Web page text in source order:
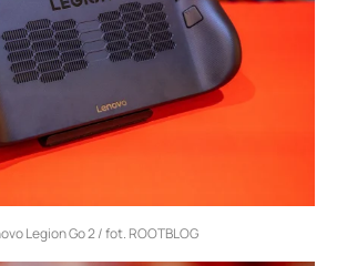
Legion Go 2 / fot. ROOTBLOG